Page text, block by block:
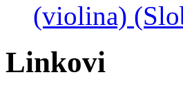
(violina)
Linkovi